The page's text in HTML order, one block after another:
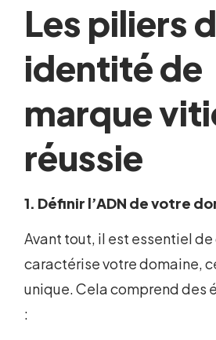
Les piliers
identité de
marque
réussie
1. Définir l’ADN de votre
Avant tout, il est essentiel
caractérise votre domaine,
unique. Cela comprend des
: